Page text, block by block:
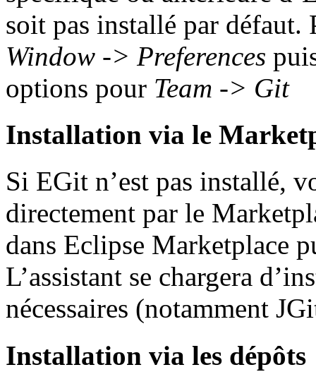
soit pas installé par défaut.
Window -> Preferences
options pour Team -> Git
Installation via le
Si EGit n’est pas installé,
directement par le
dans Eclipse Marketplace
L’assistant se chargera
nécessaires (notamment
Installation via les dépôts